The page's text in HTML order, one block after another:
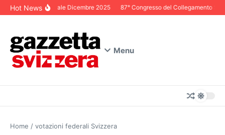
Salta al contenuto
Hot NewsEditoriale Dicembre 2025 87° Congresso del Collegamento
Menu
Home / votazioni federali Svizzera